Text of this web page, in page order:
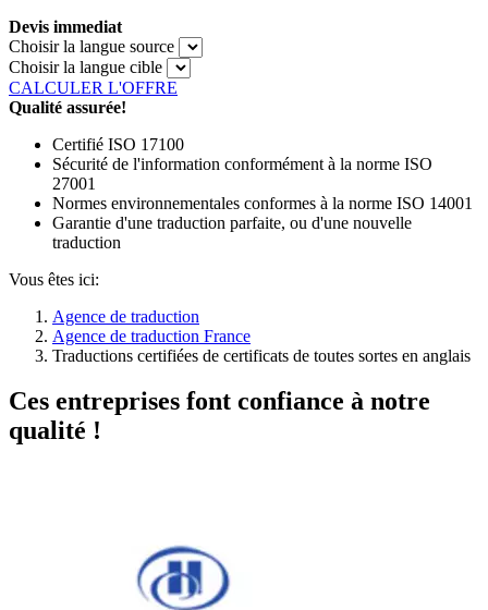
Devis immediat
Choisir la langue source
Choisir la langue cible
CALCULER L'OFFRE
Qualité assurée!
Certifié ISO 17100
Sécurité de l'information conformément à la norme ISO
27001
Normes environnementales conformes à la norme ISO 14001
Garantie d'une traduction parfaite, ou d'une nouvelle
traduction
Vous êtes ici:
Agence de traduction
Agence de traduction France
Traductions certifiées de certificats de toutes sortes en anglais
Ces entreprises font confiance à notre
qualité !